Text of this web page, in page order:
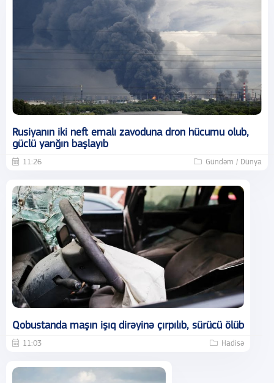
Rusiyanın iki neft emalı zavoduna dron hücumu olub,
güclü yanğın başlayıb
11:26 Gündəm / Dünya
Qobustanda maşın işıq dirəyinə çırpılıb, sürücü ölüb
11:03 Hadisə